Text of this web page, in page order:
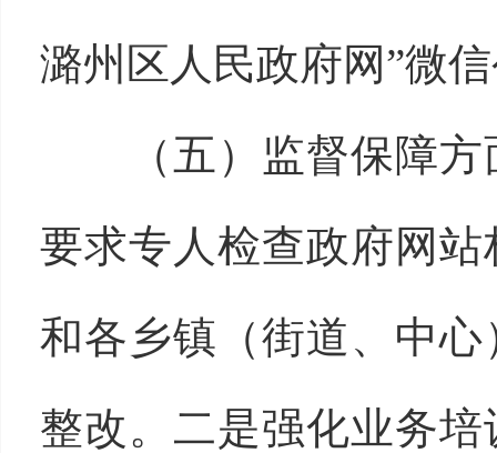
潞州区人民政府网”微
（五）监督保障方
要求专人检查政府网
和各乡镇（街道、中
整改。二是强化业务